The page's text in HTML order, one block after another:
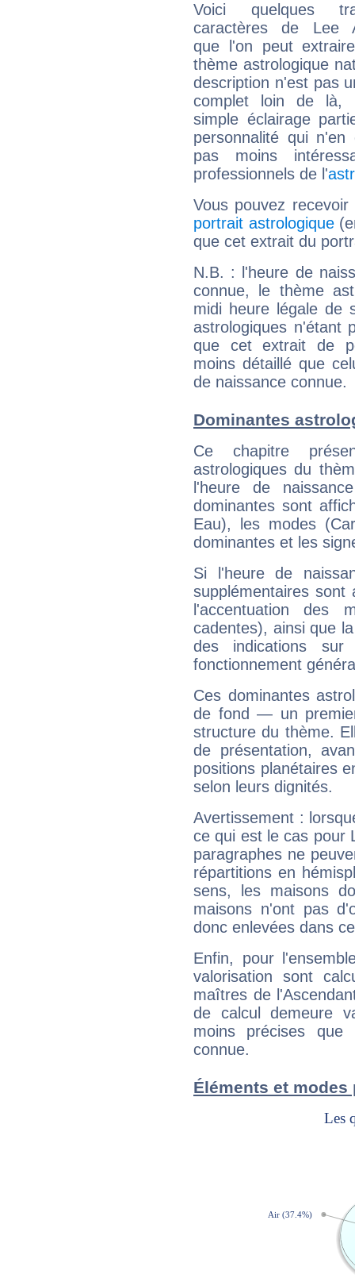
Voici quelques
caractères de Lee
que l'on peut
thème astrologique
description n'est pas
complet loin de là,
simple éclairage
personnalité qui n'en
pas moins
professionnels de l'
Vous pouvez
portrait astrologique
que cet extrait du
N.B. : l'heure de
connue, le thème
midi heure légale de
astrologiques n'étant
que cet extrait de
moins détaillé que
de naissance connue.
Dominantes
Ce chapitre
astrologiques du
l'heure de
dominantes sont
Eau), les modes
dominantes et les
Si l'heure de
supplémentaires sont
l'accentuation des
cadentes), ainsi que
des indications sur
fonctionnement
Ces dominantes
de fond — un
structure du thème.
de présentation,
positions planétaires
selon leurs dignités.
Avertissement :
ce qui est le cas pour
paragraphes ne
répartitions en
sens, les maisons
maisons n'ont pas
donc enlevées dans
Enfin, pour
valorisation sont
maîtres de
de calcul demeure
moins précises que
connue.
Éléments et modes